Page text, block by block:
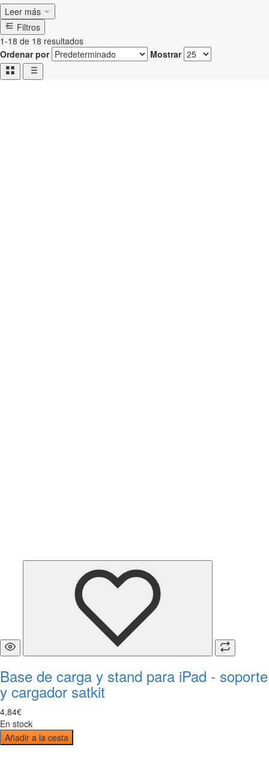
Leer más
Filtros
1-18 de 18 resultados
Ordenar por
Mostrar
Base de carga y stand para iPad - soporte
y cargador satkit
4,84€
En stock
Añadir a la cesta